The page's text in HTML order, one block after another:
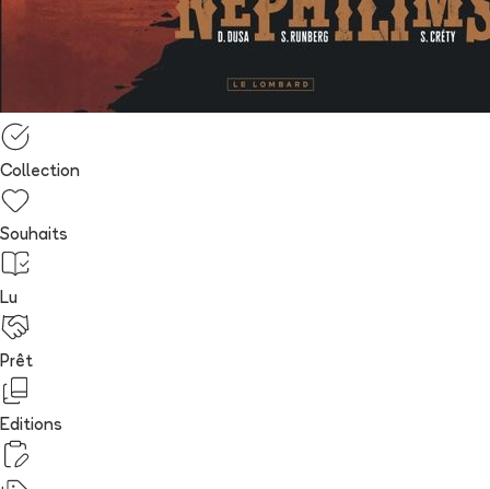
Collection
Souhaits
Lu
Prêt
Editions